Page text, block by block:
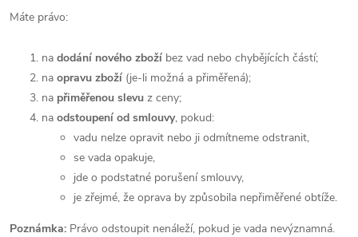
Máte právo:
na dodání nového zboží bez vad nebo chybějících částí;
na opravu zboží (je-li možná a přiměřená);
na přiměřenou slevu z ceny;
na odstoupení od smlouvy, pokud:
vadu nelze opravit nebo ji odmítneme odstranit,
se vada opakuje,
jde o podstatné porušení smlouvy,
je zřejmé, že oprava by způsobila nepřiměřené obtíže.
Poznámka: Právo odstoupit nenáleží, pokud je vada nevýznamná.